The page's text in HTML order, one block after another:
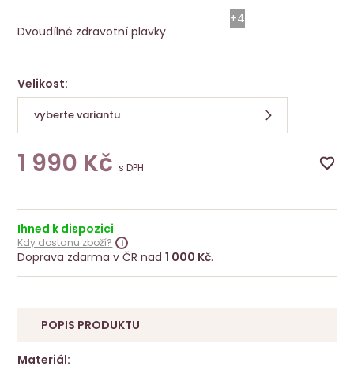
+4
Dvoudílné protetické plavky Nola
Dvoudílné zdravotní plavky
Velikost:
vyberte variantu
1 990 Kčs DPH
Ihned k dispozici
Kdy dostanu zboží?
Doprava zdarma v ČR nad1 000 Kč.
POPIS PRODUKTU
Materiál: